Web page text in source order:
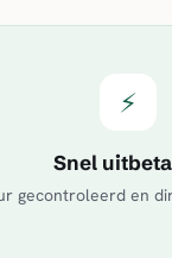
⚡
Snel
gecontroleerd en